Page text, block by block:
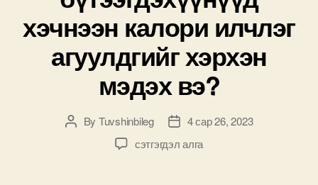
хэчнээн калори илчлэг
агуулдгийг хэрхэн
мэдэх вэ?
PostBy Tuvshinbileg
Post4 сар 26, 2023
“М-
сэтгэгдэл алга